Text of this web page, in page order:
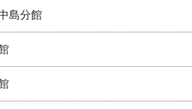
島分館